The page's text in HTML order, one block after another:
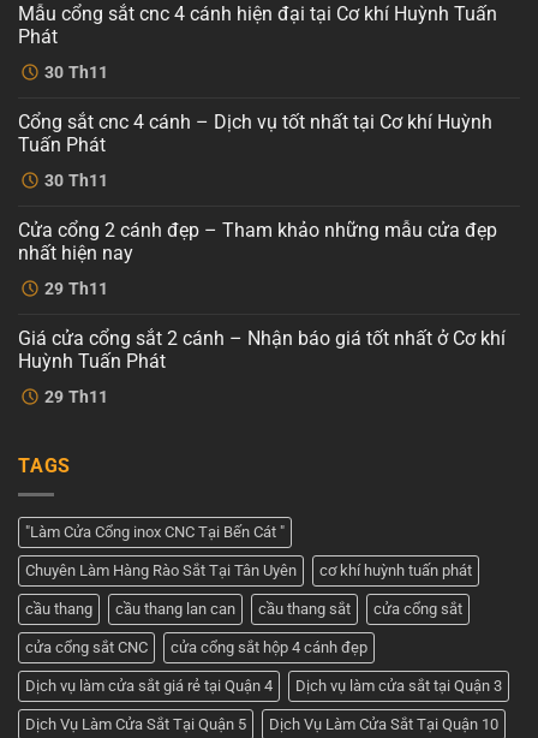
30 Th11
Mẫu cổng sắt cnc 4 cánh hiện đại tại Cơ khí Huỳnh Tuấn
Phát
Không
có
ở
Mẫu
cổng
sắt
cnc
hiện
đại
tại
Cơ
khí
Phát
30 Th11
Cổng sắt cnc 4 cánh – Dịch vụ tốt nhất tại Cơ khí Huỳnh
Tuấn Phát
Không
có
ở
Cổng
sắt
cnc
4
Dịch
vụ
tốt
nhất
tại
Tuấn
29 Th11
Cửa cổng 2 cánh đẹp – Tham khảo những mẫu cửa đẹp
nhất hiện nay
Không
có
ở
Cửa
cổng
cánh
khảo
mẫu
đẹp
nhất
hiện
nay
29 Th11
Giá cửa cổng sắt 2 cánh – Nhận báo giá tốt nhất ở Cơ khí
Huỳnh Tuấn Phát
Không
có
Giá
cổng
2
cánh
–
Nhận
báo
giá
tốt
nhất
Cơ
khí
Huỳnh
Tuấn
Phát
TAGS
"Làm Cửa Cổng inox CNC Tại Bến Cát "
Chuyên Làm Hàng Rào Sắt Tại Tân Uyên cơ khí huỳnh tuấn phát
cầu thang cầu thang lan can cầu thang sắt cửa cổng sắt
cửa cổng sắt CNC cửa cổng sắt hộp 4 cánh đẹp
Dịch vụ làm cửa sắt giá rẻ tại Quận 4 Dịch vụ làm cửa sắt tại Quận 3
Dịch Vụ Làm Cửa Sắt Tại Quận 5 Dịch Vụ Làm Cửa Sắt Tại Quận 10